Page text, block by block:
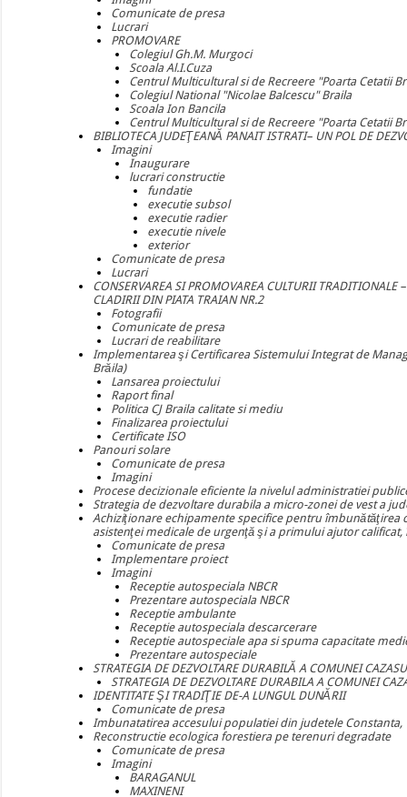
Comunicate de presa
Lucrari
PROMOVARE
Colegiul Gh.M. Murgoci
Scoala Al.I.Cuza
Centrul Multicultural si de Recreere "Poarta Cetatii
Colegiul National "Nicolae Balcescu" Braila
Scoala Ion Bancila
Centrul Multicultural si de Recreere "Poarta Cetatii
BIBLIOTECA JUDEŢEANĂ PANAIT ISTRATI– UN POL DE
Imagini
Inaugurare
lucrari constructie
fundatie
executie subsol
executie radier
executie nivele
exterior
Comunicate de presa
Lucrari
CONSERVAREA SI PROMOVAREA CULTURII TRADITIONALE
CLADIRII DIN PIATA TRAIAN NR.2
Fotografii
Comunicate de presa
Lucrari de reabilitare
Implementarea şi Certificarea Sistemului Integrat de
Brăila)
Lansarea proiectului
Raport final
Politica CJ Braila calitate si mediu
Finalizarea proiectului
Certificate ISO
Panouri solare
Comunicate de presa
Imagini
Procese decizionale eficiente la nivelul administratiei
Strategia de dezvoltare durabila a micro-zonei de vest a
Achiziţionare echipamente specifice pentru îmbunătăţirea
asistenţei medicale de urgenţă şi a primului ajutor calificat,
Comunicate de presa
Implementare proiect
Imagini
Receptie autospeciala NBCR
Prezentare autospeciala NBCR
Receptie ambulante
Receptie autospeciala descarcerare
Receptie autospeciale apa si spuma capacitate
Prezentare autospeciale
STRATEGIA DE DEZVOLTARE DURABILĂ A COMUNEI
STRATEGIA DE DEZVOLTARE DURABILA A COMUNEI
IDENTITATE ŞI TRADIŢIE DE-A LUNGUL DUNĂRII
Comunicate de presa
Imbunatatirea accesului populatiei din judetele Constanta,
Reconstructie ecologica forestiera pe terenuri degradate
Comunicate de presa
Imagini
BARAGANUL
MAXINENI